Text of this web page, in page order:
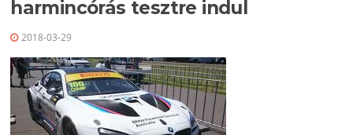
harmincórás tesztre indul
2018-03-29